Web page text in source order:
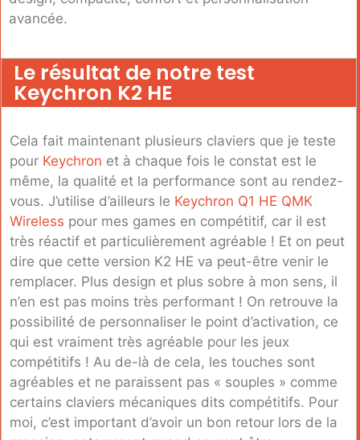
avancée.
Le résultat de notre test
Keychron K2 HE
Cela fait maintenant plusieurs claviers que je teste
pour Keychron et à chaque fois le constat est le
même, la qualité et la performance sont au rendez-
vous. J’utilise d’ailleurs le Keychron Q1 HE QMK
Wireless pour mes games en compétitif, car il est
très réactif et particulièrement agréable ! Et on peut
dire que cette version K2 HE va peut-être venir le
remplacer. Plus design et plus sobre à mon sens, il
n’en est pas moins très performant ! On retrouve la
possibilité de personnaliser le point d’activation, ce
qui est vraiment très agréable pour les jeux
compétitifs ! Au de-là de cela, les touches sont
agréables et ne paraissent pas « souples » comme
certains claviers mécaniques dits compétitifs. Pour
moi, c’est important d’avoir un bon retour lors de la